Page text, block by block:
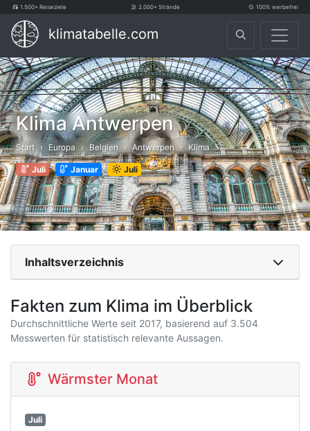
1.500+ Reiseziele 2.000+ Strände 100% werbefrei
klimatabelle.com
Klima Antwerpen
Start Europa Belgien Antwerpen Klima
Juli Januar Juli
Inhaltsverzeichnis
Fakten zum Klima im Überblick
Durchschnittliche Werte seit 2017, basierend auf 3.504
Messwerten für statistisch relevante Aussagen.
Wärmster Monat
Juli